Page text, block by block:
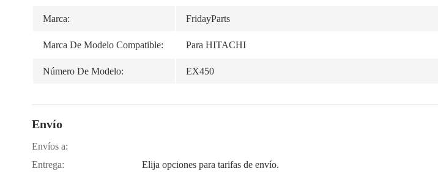
Marca: FridayParts
Marca De Modelo Compatible: Para HITACHI
Número De Modelo: EX450
Envío
Envíos a:
Entrega:
Elija opciones para tarifas de envío.